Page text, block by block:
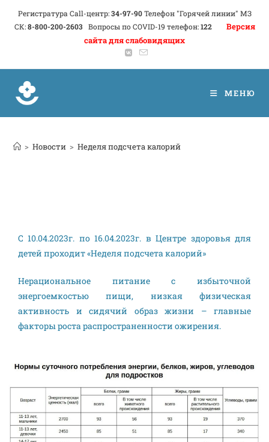
Регистратура Call-центр:34-97-90 Телефон "Горячей линии" МЗ
СК:8-800-200-2603 Вопросы по COVID-19 телефон:122
Версия
сайта для слабовидящих
МЕНЮ
> Новости > Неделя подсчета калорий
С 10.04.2023г. по 16.04.2023г. в Центре здоровья для
детей проходит «Неделя подсчета калорий»
Нерациональное питание с избыточной
энергоемкостью пищи, низкая физическая
активность и сидячий образ жизни – главные
факторы роста распространенности ожирения.